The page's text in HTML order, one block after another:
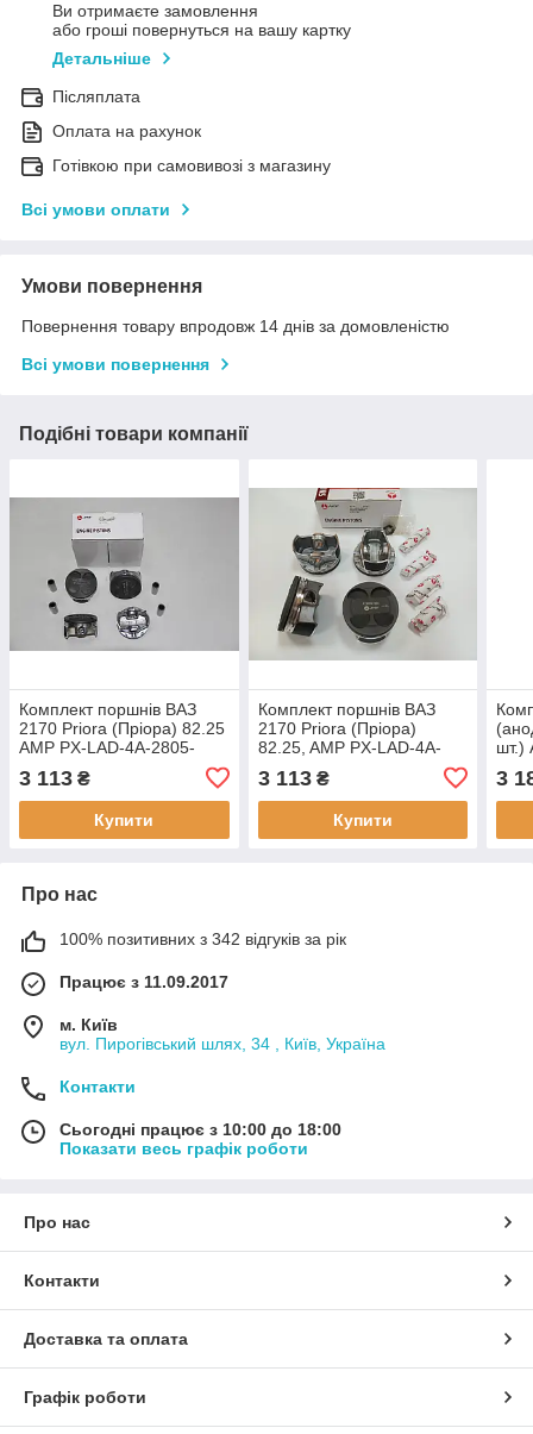
Ви отримаєте замовлення
або гроші повернуться на вашу картку
Детальніше
Післяплата
Оплата на рахунок
Готівкою при самовивозі з магазину
Всі умови оплати
Умови повернення
Повернення товару впродовж 14 днів за домовленістю
Всі умови повернення
Подібні товари компанії
Комплект поршнів ВАЗ
2170 Priora (Пріора) 82.25
AMP PX-LAD-4A-2805-
Група B
3 113 ₴
Купити
Комплект поршнів ВАЗ
2170 Priora (Пріора)
82.25, AMP PX-LAD-4A-
(+0.25) Група C
3 113₴
Купити
шт.)
3
Про нас
100% позитивних з 342 відгуків за рік
Працює з 11.09.2017
м. Київ
вул. Пирогівський шлях, 34 , Київ, Україна
Контакти
Сьогодні працює з 10:00 до 18:00
Показати весь графік роботи
Про нас
Контакти
Доставка та оплата
Графік роботи